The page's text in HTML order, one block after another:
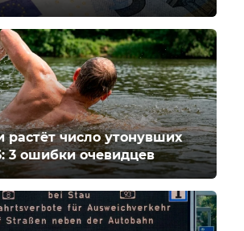
растёт число утонувших
3 ошибки очевидцев